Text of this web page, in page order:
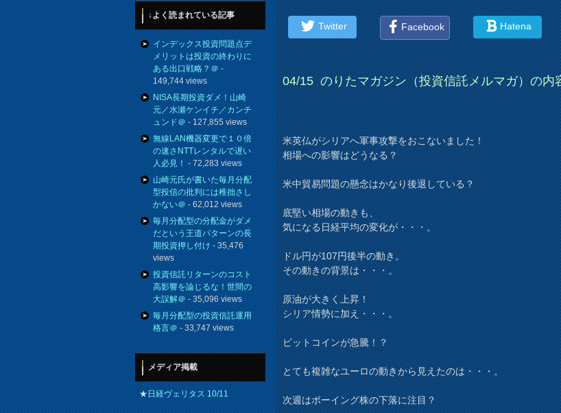
Twitter Facebook Hatena
04/15 のりたマガジン（投資信託メルマガ）の内
米英仏がシリアへ軍事攻撃をおこないました！
相場への影響はどうなる？
米中貿易問題の懸念はかなり後退している？
底堅い相場の動きも、
気になる日経平均の変化が・・・。
ドル円が107円後半の動き。
その動きの背景は・・・。
原油が大きく上昇！
シリア情勢に加え・・・。
ビットコインが急騰！？
とても複雑なユーロの動きから見えたのは・・・。
次週はボーイング株の下落に注目？
↓よく読まれている記事
インデックス投資問題点デ
メリットは投資の終わりに
ある出口戦略？＠-
149,744 views
NISA長期投資ダメ！山崎
元／水瀬ケンイチ／カンチ
ュンド＠- 127,855 views
無線LAN機器変更で１０倍
の速さNTTレンタルで遅い
人必見！- 72,283 views
山崎元氏が書いた毎月分配
型投信の批判には稚拙さし
かない＠- 62,012 views
毎月分配型の分配金がダメ
だという王道パターンの長
期投資押し付け- 35,476
views
投資信託リターンのコスト
高影響を論じるな！世間の
大誤解＠- 35,096 views
毎月分配型の投資信託運用
格言＠- 33,747 views
メディア掲載
★日経ヴェリタス 10/11